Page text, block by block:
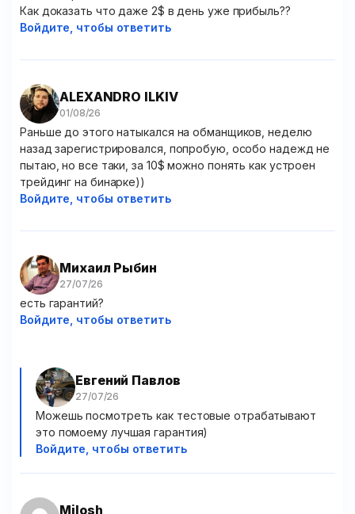
Как доказать что даже 2$ в день уже прибыль??
Войдите, чтобы ответить
ALEXANDRO ILKIV
Раньше до этого натыкался на обманщиков, неделю
назад зарегистрировался, попробую, особо надежд не
пытаю, но все таки, за 10$ можно понять как устроен
трейдинг на бинарке))
Войдите, чтобы ответить
Михаил Рыбин
есть гарантий?
Войдите, чтобы ответить
Евгений Павлов
Можешь посмотреть как тестовые отрабатывают
это помоему лучшая гарантия)
Войдите, чтобы ответить
Milosh